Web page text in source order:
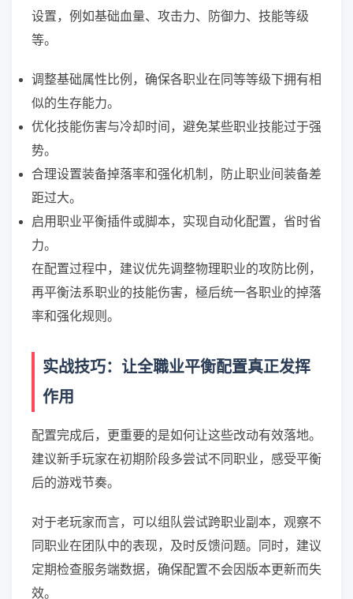
设置，例如基础血量、攻击力、防御力、技能等级
等。
调整基础属性比例，确保各职业在同等等级下拥有相
似的生存能力。
优化技能伤害与冷却时间，避免某些职业技能过于强
势。
合理设置装备掉落率和强化机制，防止职业间装备差
距过大。
启用职业平衡插件或脚本，实现自动化配置，省时省
力。
在配置过程中，建议优先调整物理职业的攻防比例，
再平衡法系职业的技能伤害，極后统一各职业的掉落
率和强化规则。
实战技巧：让全職业平衡配置真正发挥
作用
配置完成后，更重要的是如何让这些改动有效落地。
建议新手玩家在初期阶段多尝试不同职业，感受平衡
后的游戏节奏。
对于老玩家而言，可以组队尝试跨职业副本，观察不
同职业在团队中的表现，及时反馈问题。同时，建议
定期检查服务端数据，确保配置不会因版本更新而失
效。